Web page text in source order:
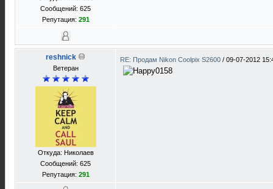
Сообщений: 625
Репутация: 291
reshnick
Ветеран
Откуда: Николаев
Сообщений: 625
Репутация: 291
RE: Продам Nikon Coolpix S2600 / 09-07-2012